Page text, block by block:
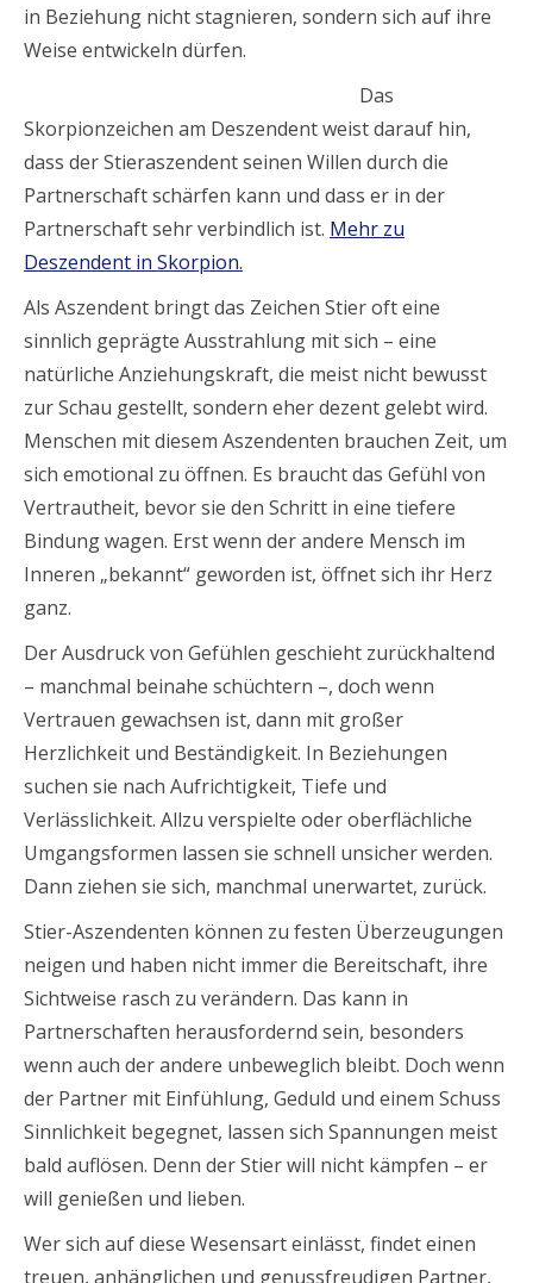
in Beziehung nicht stagnieren, sondern sich auf ihre
Weise entwickeln dürfen.
Das
Skorpionzeichen am Deszendent weist darauf hin,
dass der Stieraszendent seinen Willen durch die
Partnerschaft schärfen kann und dass er in der
Partnerschaft sehr verbindlich ist. Mehr zu
Deszendent in Skorpion.
Als Aszendent bringt das Zeichen Stier oft eine
sinnlich geprägte Ausstrahlung mit sich – eine
natürliche Anziehungskraft, die meist nicht bewusst
zur Schau gestellt, sondern eher dezent gelebt wird.
Menschen mit diesem Aszendenten brauchen Zeit, um
sich emotional zu öffnen. Es braucht das Gefühl von
Vertrautheit, bevor sie den Schritt in eine tiefere
Bindung wagen. Erst wenn der andere Mensch im
Inneren „bekannt“ geworden ist, öffnet sich ihr Herz
ganz.
Der Ausdruck von Gefühlen geschieht zurückhaltend
– manchmal beinahe schüchtern –, doch wenn
Vertrauen gewachsen ist, dann mit großer
Herzlichkeit und Beständigkeit. In Beziehungen
suchen sie nach Aufrichtigkeit, Tiefe und
Verlässlichkeit. Allzu verspielte oder oberflächliche
Umgangsformen lassen sie schnell unsicher werden.
Dann ziehen sie sich, manchmal unerwartet, zurück.
Stier-Aszendenten können zu festen Überzeugungen
neigen und haben nicht immer die Bereitschaft, ihre
Sichtweise rasch zu verändern. Das kann in
Partnerschaften herausfordernd sein, besonders
wenn auch der andere unbeweglich bleibt. Doch wenn
der Partner mit Einfühlung, Geduld und einem Schuss
Sinnlichkeit begegnet, lassen sich Spannungen meist
bald auflösen. Denn der Stier will nicht kämpfen – er
will genießen und lieben.
Wer sich auf diese Wesensart einlässt, findet einen
treuen, anhänglichen und genussfreudigen Partner,